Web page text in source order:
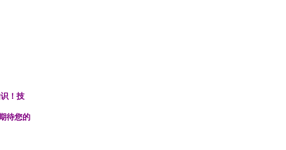
！技
待您的